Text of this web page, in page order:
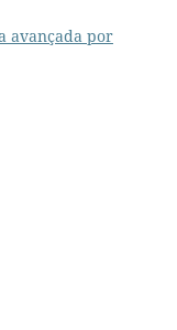
avançada por